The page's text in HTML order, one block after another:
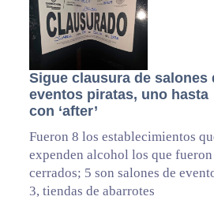
Sigue clausura de salones
eventos piratas, uno hasta
con ‘after’
Fueron 8 los establecimientos
expenden alcohol los que fueron
cerrados; 5 son salones de
3, tiendas de abarrotes